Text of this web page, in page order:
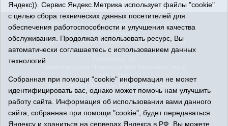
© 2026 Сетевое издание «Ишимская правда». 16+. Все
права защищены.
© При использовании материалов ссылка обязательна.
Адрес редакции: 627750 Тюменская область, г. Ишим, ул.
(34551) 23814
Адрес электронной почты:
IshimPravda-1@obl72.ru
Регистрационный номер СМИ Эл № ФС77-69445 выдано
Федеральной службой по надзору в сфере связи,
информационных технологий и массовых коммуникаций
Яндекс)). Сервис Яндекс.Метрика использует файлы "cookie"
с целью сбора технических данных посетителей для
обеспечения работоспособности и улучшения качества
обслуживания. Продолжая использовать ресурс, Вы
автоматически соглашаетесь с использованием данных
технологий.
Собранная при помощи "cookie" информация не может
идентифицировать вас, однако может помочь нам улучшить
работу сайта. Информация об использовании вами данного
сайта, собранная при помощи "cookie", будет передаваться
Яндексу и храниться на серверах Яндекса в РФ. Вы можете